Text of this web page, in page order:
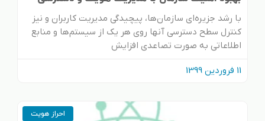
با رشد جزیره‌ای سازمان‌ها، پیچیدگی مدیریت کاربران و نیز
کنترل سطح دسترسی آنها روی هر یک از سیستم‌ها و منابع
اطلاعاتی به صورت تصاعدی افزایش
11 فروردین 1399
احراز هویت